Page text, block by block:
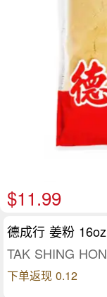
$11.99
德成行 姜粉 16oz
TAK SHING
下单返现 0.12